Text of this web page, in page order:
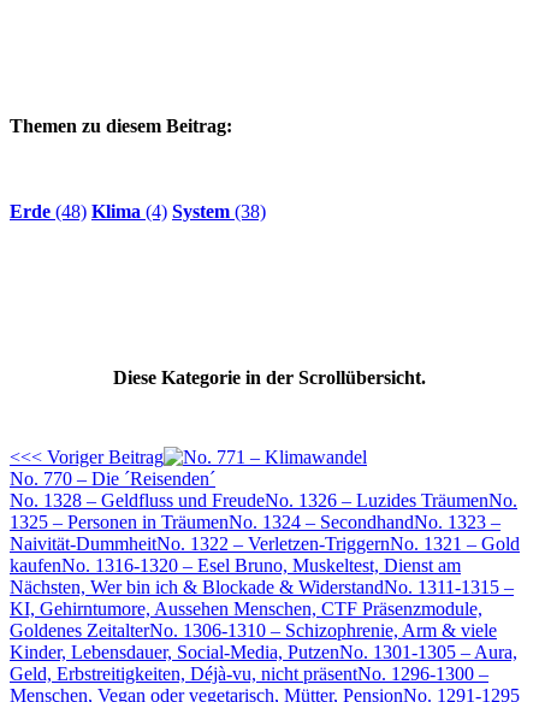
Themen zu diesem Beitrag:
Erde (48) Klima (4) System (38)
Diese Kategorie in der Scrollübersicht.
<<< Voriger Beitrag
No. 770 – Die ´Reisenden´
No. 1328 – Geldfluss und FreudeNo. 1326 – Luzides TräumenNo.
1325 – Personen in TräumenNo. 1324 – SecondhandNo. 1323 –
Naivität-DummheitNo. 1322 – Verletzen-TriggernNo. 1321 – Gold
kaufenNo. 1316-1320 – Esel Bruno, Muskeltest, Dienst am
Nächsten, Wer bin ich & Blockade & WiderstandNo. 1311-1315 –
KI, Gehirntumore, Aussehen Menschen, CTF Präsenzmodule,
Goldenes ZeitalterNo. 1306-1310 – Schizophrenie, Arm & viele
Kinder, Lebensdauer, Social-Media, PutzenNo. 1301-1305 – Aura,
Geld, Erbstreitigkeiten, Déjà-vu, nicht präsentNo. 1296-1300 –
Menschen, Vegan oder vegetarisch, Mütter, PensionNo. 1291-1295